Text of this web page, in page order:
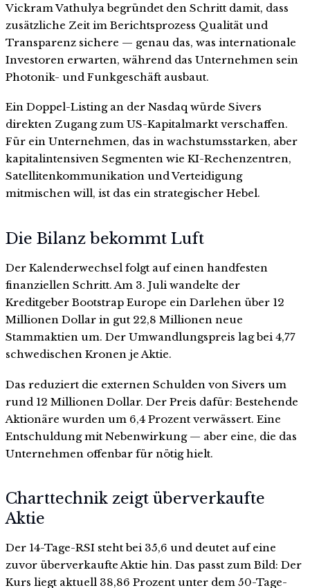
Vickram Vathulya begründet den Schritt damit, dass
zusätzliche Zeit im Berichtsprozess Qualität und
Transparenz sichere — genau das, was internationale
Investoren erwarten, während das Unternehmen sein
Photonik- und Funkgeschäft ausbaut.
Ein Doppel-Listing an der Nasdaq würde Sivers
direkten Zugang zum US-Kapitalmarkt verschaffen.
Für ein Unternehmen, das in wachstumsstarken, aber
kapitalintensiven Segmenten wie KI-Rechenzentren,
Satellitenkommunikation und Verteidigung
mitmischen will, ist das ein strategischer Hebel.
Die Bilanz bekommt Luft
Der Kalenderwechsel folgt auf einen handfesten
finanziellen Schritt. Am 3. Juli wandelte der
Kreditgeber Bootstrap Europe ein Darlehen über 12
Millionen Dollar in gut 22,8 Millionen neue
Stammaktien um. Der Umwandlungspreis lag bei 4,77
schwedischen Kronen je Aktie.
Das reduziert die externen Schulden von Sivers um
rund 12 Millionen Dollar. Der Preis dafür: Bestehende
Aktionäre wurden um 6,4 Prozent verwässert. Eine
Entschuldung mit Nebenwirkung — aber eine, die das
Unternehmen offenbar für nötig hielt.
Charttechnik zeigt überverkaufte
Aktie
Der 14-Tage-RSI steht bei 35,6 und deutet auf eine
zuvor überverkaufte Aktie hin. Das passt zum Bild: Der
Kurs liegt aktuell 38,86 Prozent unter dem 50-Tage-